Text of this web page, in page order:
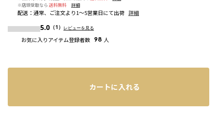
※店頭受取なら 送料無料 詳細
配送 ： 通常、ご注文より1～5営業日にて出荷 詳細
5.0 （1） レビューを見る
お気に入りアイテム登録者数 98 人
カートに入れる